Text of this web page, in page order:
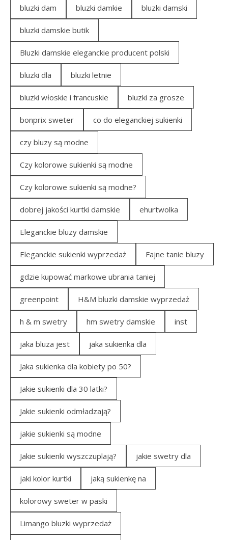
bluzki dam bluzki damkie bluzki damski
bluzki damskie butik
Bluzki damskie eleganckie producent polski
bluzki dla bluzki letnie
bluzki włoskie i francuskie bluzki za grosze
bonprix sweter co do eleganckiej sukienki
czy bluzy są modne
Czy kolorowe sukienki są modne
Czy kolorowe sukienki są modne?
dobrej jakości kurtki damskie ehurtwolka
Eleganckie bluzy damskie
Eleganckie sukienki wyprzedaż Fajne tanie bluzy
gdzie kupować markowe ubrania taniej
greenpoint H&M bluzki damskie wyprzedaż
h & m swetry hm swetry damskie inst
jaka bluza jest jaka sukienka dla
Jaka sukienka dla kobiety po 50?
Jakie sukienki dla 30 latki?
Jakie sukienki odmładzają?
jakie sukienki są modne
Jakie sukienki wyszczuplają? jakie swetry dla
jaki kolor kurtki jaką sukienkę na
kolorowy sweter w paski
Limango bluzki wyprzedaż